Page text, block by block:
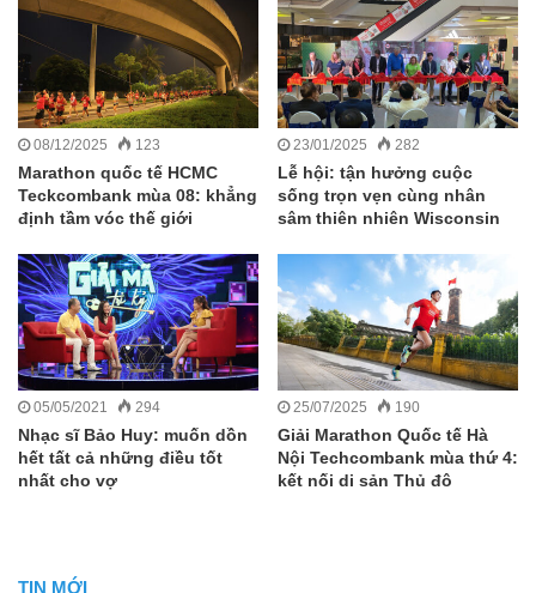
08/12/2025 123
Marathon quốc tế HCMC
Teckcombank mùa 08: khẳng
định tầm vóc thế giới
23/01/2025 282
Lễ hội: tận hưởng cuộc
sống trọn vẹn cùng nhân
sâm thiên nhiên Wisconsin
05/05/2021 294
Nhạc sĩ Bảo Huy: muốn dồn
hết tất cả những điều tốt
nhất cho vợ
25/07/2025 190
Giải Marathon Quốc tế Hà
Nội Techcombank mùa thứ 4:
kết nối di sản Thủ đô
TIN MỚI